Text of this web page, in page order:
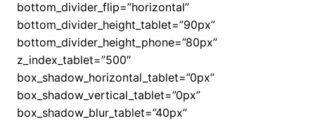
bottom_divider_flip=”horizontal”
bottom_divider_height_tablet=”90px”
bottom_divider_height_phone=”80px”
z_index_tablet=”500″
box_shadow_horizontal_tablet=”0px”
box_shadow_vertical_tablet=”0px”
box_shadow_blur_tablet=”40px”